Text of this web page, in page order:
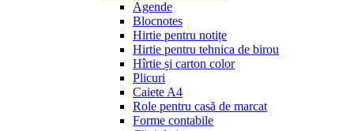
Agende
Blocnotes
Hirtie pentru notițe
Hirtie pentru tehnica de birou
Hîrtie și carton color
Plicuri
Caiete A4
Role pentru casă de marcat
Forme contabile